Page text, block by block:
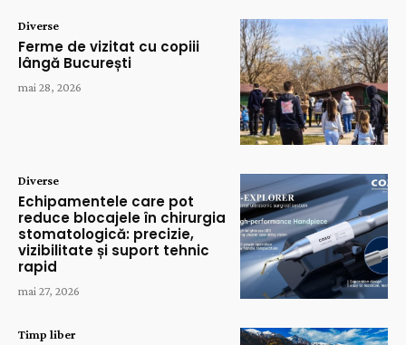
Diverse
Ferme de vizitat cu copiii
lângă București
mai 28, 2026
Diverse
Echipamentele care pot
reduce blocajele în chirurgia
stomatologică: precizie,
vizibilitate și suport tehnic
rapid
mai 27, 2026
Timp liber